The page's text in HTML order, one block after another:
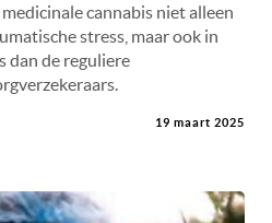
cannabis niet alleen
stress, maar ook in
dan de reguliere
19 maart 2025